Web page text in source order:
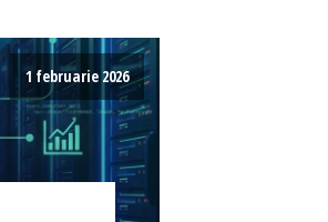
1 februarie 2026